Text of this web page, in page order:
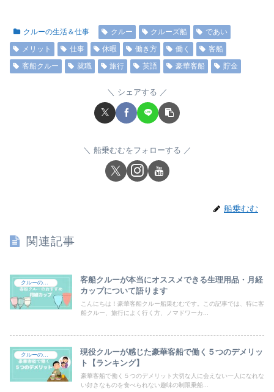
クルーの生活＆仕事 クルー クルーズ船
であい
メリット
仕事 休暇 働き方 働く
客船
客船クルー
就職 旅行 英語 豪華客船 貯金
シェアする
船乗むむをフォローする
船乗むむ
関連記事
クルーの持ち物
客船クルーが本当にオススメできる生理用品・月経
カップについて語ります
こんにちは！豪華客船クルー船乗むむです。この記事では、特に客
船クルー、旅行によく行く方、ノマドワーカ...
クルーの生活＆仕事
現役クルーが感じた豪華客船で働く５つのデメリッ
ト【ランキング】
豪華客船で働く５つのデメリット大切な人に会えない一人になれな
い好きなものを食べられない趣味の制限乗船...